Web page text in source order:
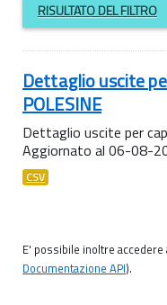
RISULTATO DEL FILTRO
Dettaglio uscite
POLESINE
Dettaglio uscite per
Aggiornato al 06-08-
CSV
E' possibile inoltre
Documentazione API).